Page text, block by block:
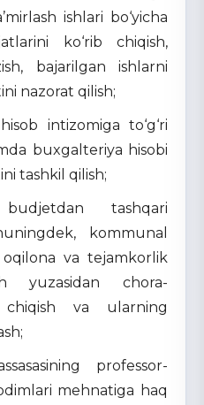
ishlari bo‘yicha
ko‘rib chiqish,
bajarilgan ishlarni
nazorat qilish;
intizomiga to‘g‘ri
buxgalteriya hisobi
tashkil qilish;
tashqari
kommunal
va tejamkorlik
yuzasidan chora-
va ularning
professor-
mehnatiga haq